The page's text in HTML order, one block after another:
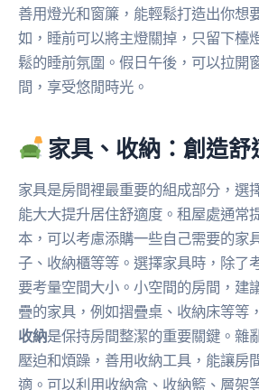
善用燈光和窗簾，能輕鬆打造出你想
如，睡前可以將主燈關掉，只留下檯
鬆的睡前氛圍。假日午後，可以拉開
間，享受悠閒時光。
家具、收納：創造舒
家具是房間裡最重要的組成部分，選
能大大提升居住舒適度。租屋處通常
本，可以考慮添購一些自己需要的家
子、收納櫃等等。選擇家具時，除了
要考量空間大小。小空間的房間，建
疊的家具，例如摺疊桌、收納床等等
收納是保持房間整潔的重要關鍵。雜
壓迫和煩躁，善用收納工具，能讓房
適。可以利用收納盒、收納籃、層架